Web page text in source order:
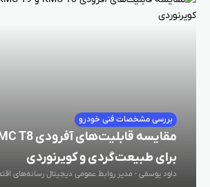
بررسی مشخصات فنی خودرو
برای طبیعت‌گردی و کویرنوردی
داود یوسفی - مدیر روابط عمومی دیجیتال رسانه‌های اقتصادی